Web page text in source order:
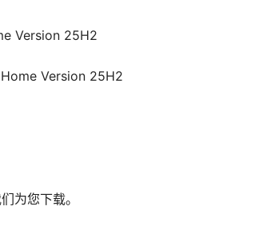
Version 25H2
Version 25H2
为您下载。